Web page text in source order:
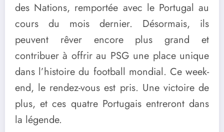
des Nations, remportée avec le Portugal au
cours du mois dernier. Désormais, ils
peuvent rêver encore plus grand et
contribuer à offrir au PSG une place unique
dans l’histoire du football mondial. Ce week-
end, le rendez-vous est pris. Une victoire de
plus, et ces quatre Portugais entreront dans
la légende.